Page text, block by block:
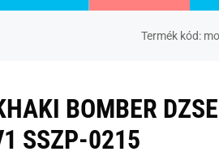
Termék kód:
BOMBER
SSZP-0215